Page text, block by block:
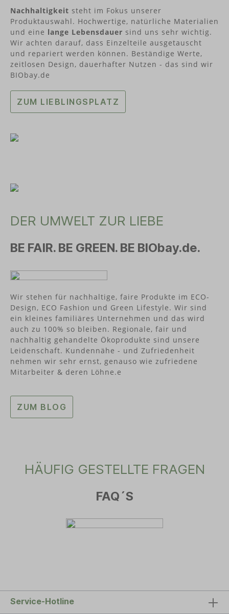
Süddeutschland.
Nachhaltigkeit steht im Fokus unserer
Produktauswahl. Hochwertige, natürliche Materialien
und eine lange Lebensdauer sind uns sehr wichtig.
Wir achten darauf, dass Einzelteile ausgetauscht
und repariert werden können. Beständige Werte,
zeitlosen Design, dauerhafter Nutzen - das sind wir
BIObay.de
ZUM LIEBLINGSPLATZ
DER UMWELT ZUR LIEBE
BE FAIR. BE GREEN. BE BIObay.de.
Wir stehen für nachhaltige, faire Produkte im ECO-
Design, ECO Fashion und Green Lifestyle. Wir sind
ein kleines familiäres Unternehmen und das wird
auch zu 100% so bleiben. Regionale, fair und
nachhaltig gehandelte Ökoprodukte sind unsere
Leidenschaft. Kundennähe - und Zufriedenheit
nehmen wir sehr ernst, genauso wie zufriedene
Mitarbeiter & deren Löhne.e
ZUM BLOG
HÄUFIG GESTELLTE FRAGEN
FAQ´S
Service-Hotline